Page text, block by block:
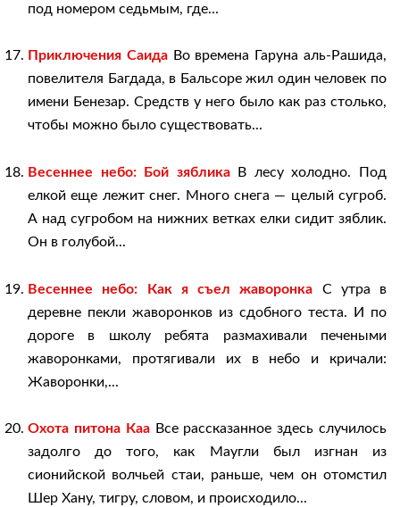
под номером седьмым, где...
Приключения СаидаВо времена Гаруна аль-Рашида,
повелителя Багдада, в Бальсоре жил один человек по
имени Бенезар. Средств у него было как раз столько,
чтобы можно было существовать...
Весеннее небо: Бой зябликаВ лесу холодно. Под
елкой еще лежит снег. Много снега — целый сугроб.
А над сугробом на нижних ветках елки сидит зяблик.
Он в голубой...
Весеннее небо: Как я съел жаворонка С утра в
деревне пекли жаворонков из сдобного теста. И по
дороге в школу ребята размахивали печеными
жаворонками, протягивали их в небо и кричали:
Жаворонки,...
Охота питона КааВсе рассказанное здесь случилось
задолго до того, как Маугли был изгнан из
сионийской волчьей стаи, раньше, чем он отомстил
Шер Хану, тигру, словом, и происходило...